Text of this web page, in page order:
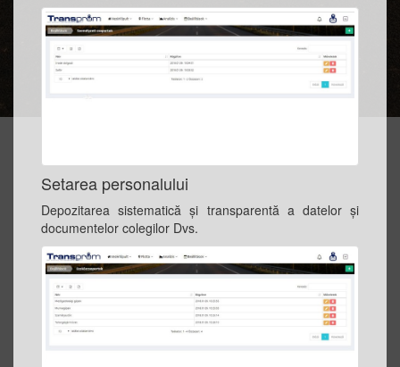
Setarea personalului
Depozitarea sistematică și transparentă a datelor și
documentelor colegilor Dvs.